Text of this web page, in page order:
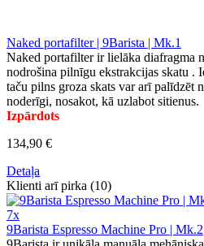
Naked portafilter | 9Barista | Mk.1
Naked portafilter ir lielāka diafragma
nodrošina pilnīgu ekstrakcijas skatu .
taču pilns groza skats var arī palīdzēt
noderīgi, nosakot, kā uzlabot sitienus.
Izpārdots
134,90 €
Detaļa
Klienti arī pirka (10)
7x
9Barista Espresso Machine Pro | Mk.2